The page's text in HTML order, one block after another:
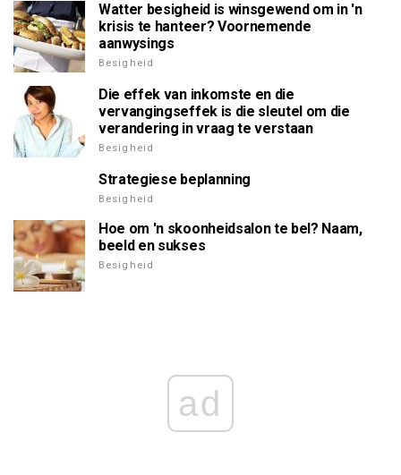
Watter besigheid is winsgewend om in 'n
krisis te hanteer? Voornemende
aanwysings
Besigheid
Die effek van inkomste en die
vervangingseffek is die sleutel om die
verandering in vraag te verstaan
Besigheid
Strategiese beplanning
Besigheid
Hoe om 'n skoonheidsalon te bel? Naam,
beeld en sukses
Besigheid
ad